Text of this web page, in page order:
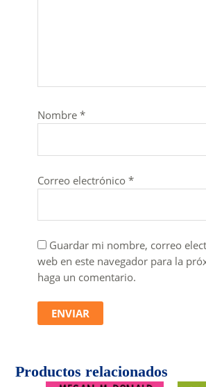
Nombre *
Correo electrónico *
Guardar mi nombre, correo
web en este navegador para la
haga un comentario.
Productos relacionados